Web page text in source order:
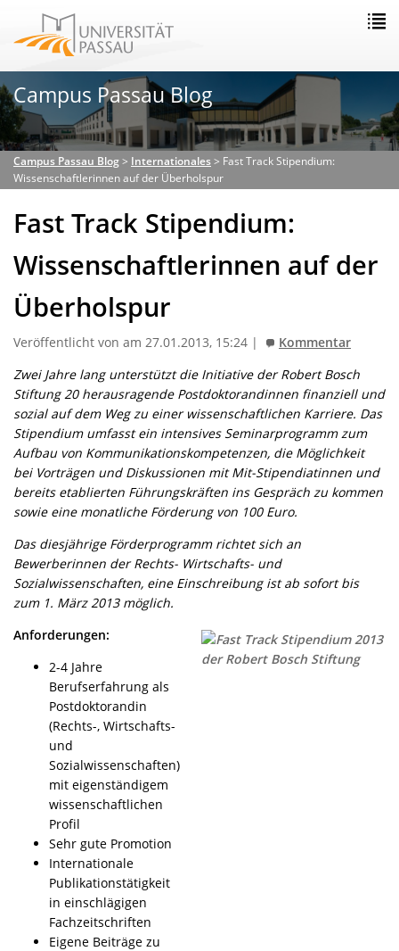
Campus Passau Blog
Campus Passau Blog> Internationales> Fast Track Stipendium:
Wissenschaftlerinnen auf der Überholspur
Fast Track Stipendium:
Wissenschaftlerinnen auf der
Überholspur
Veröffentlicht von am 27.01.2013, 15:24 | Kommentar
Zwei Jahre lang unterstützt die Initiative der Robert Bosch
Stiftung 20 herausragende Postdoktorandinnen finanziell und
sozial auf dem Weg zu einer wissenschaftlichen Karriere. Das
Stipendium umfasst ein intensives Seminarprogramm zum
Aufbau von Kommunikationskompetenzen, die Möglichkeit
bei Vorträgen und Diskussionen mit Mit-Stipendiatinnen und
bereits etablierten Führungskräften ins Gespräch zu kommen
sowie eine monatliche Förderung von 100 Euro.
Das diesjährige Förderprogramm richtet sich an
Bewerberinnen der Rechts- Wirtschafts- und
Sozialwissenschaften, eine Einschreibung ist ab sofort bis
zum 1. März 2013 möglich.
Anforderungen:
2-4 Jahre
Berufserfahrung als
Postdoktorandin
(Rechts-, Wirtschafts-
und
Sozialwissenschaften)
mit eigenständigem
wissenschaftlichen
Profil
Sehr gute Promotion
Internationale
Publikationstätigkeit
in einschlägigen
Fachzeitschriften
Eigene Beiträge zu